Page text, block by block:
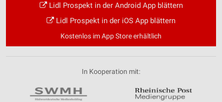
Lidl Prospekt in der Android App blättern
Lidl Prospekt in der iOS App blättern
Kostenlos im App Store erhältlich
In Kooperation mit: